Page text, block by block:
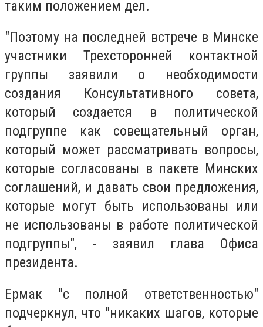
таким положением дел.
"Поэтому на последней встрече в Минске
участники Трехсторонней контактной
группы заявили о необходимости
создания Консультативного совета,
который создается в политической
подгруппе как совещательный орган,
который может рассматривать вопросы,
которые согласованы в пакете Минских
соглашений, и давать свои предложения,
которые могут быть использованы или
не использованы в работе политической
подгруппы", - заявил глава Офиса
президента.
Ермак "с полной ответственностью"
подчеркнул, что "никаких шагов, которые